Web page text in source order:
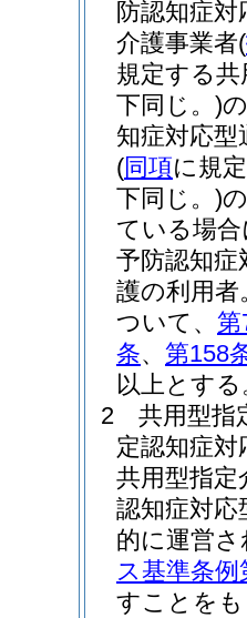
防認知症
介護事業者(
規定する
下同じ。)
知症対応型
(同項に規
下同じ。)
ている場
予防認知症
護の利用者
ついて、 第
条、 第158
以上とする
2
共用型指
定認知症
共用型指定
認知症対
的に運営
ス基準条例
すことを